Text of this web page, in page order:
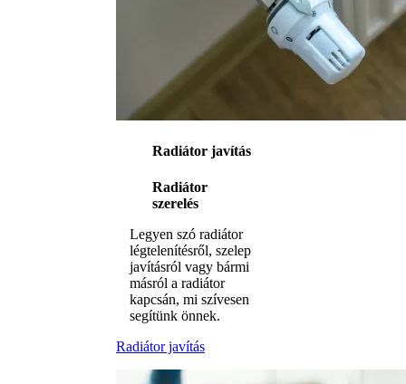
Radiátor javítás
Radiátor
szerelés
Legyen szó radiátor
légtelenítésről, szelep
javításról vagy bármi
másról a radiátor
kapcsán, mi szívesen
segítünk önnek.
Radiátor javítás